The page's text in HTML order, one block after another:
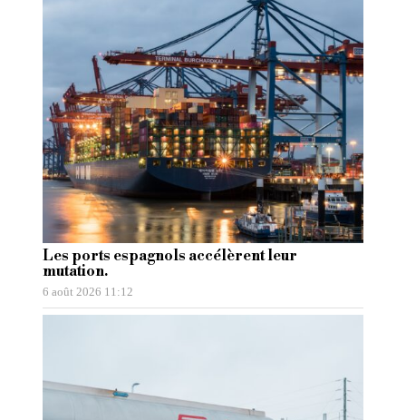
Les ports espagnols accélèrent leur
mutation.
6 août 2026 11:12